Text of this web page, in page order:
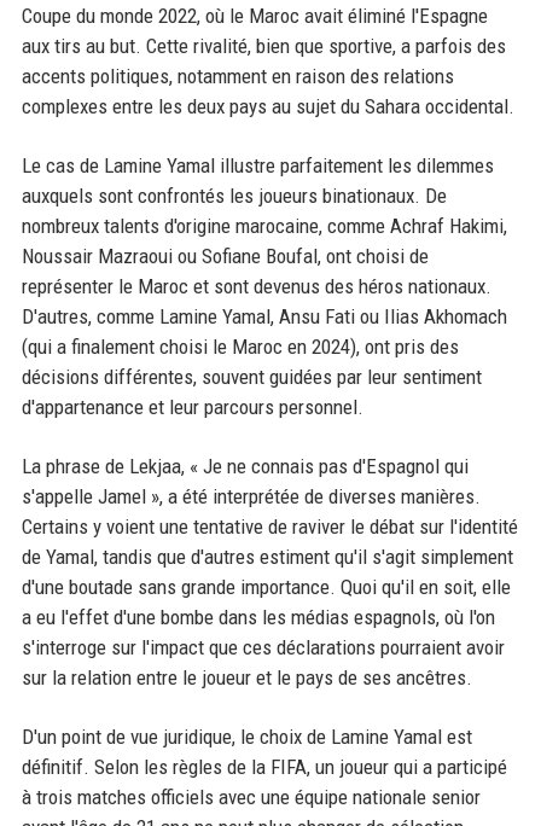
Coupe du monde 2022, où le Maroc avait éliminé l'Espagne
aux tirs au but. Cette rivalité, bien que sportive, a parfois des
accents politiques, notamment en raison des relations
complexes entre les deux pays au sujet du Sahara occidental.
Le cas de Lamine Yamal illustre parfaitement les dilemmes
auxquels sont confrontés les joueurs binationaux. De
nombreux talents d'origine marocaine, comme Achraf Hakimi,
Noussair Mazraoui ou Sofiane Boufal, ont choisi de
représenter le Maroc et sont devenus des héros nationaux.
D'autres, comme Lamine Yamal, Ansu Fati ou Ilias Akhomach
(qui a finalement choisi le Maroc en 2024), ont pris des
décisions différentes, souvent guidées par leur sentiment
d'appartenance et leur parcours personnel.
La phrase de Lekjaa, « Je ne connais pas d'Espagnol qui
s'appelle Jamel », a été interprétée de diverses manières.
Certains y voient une tentative de raviver le débat sur l'identité
de Yamal, tandis que d'autres estiment qu'il s'agit simplement
d'une boutade sans grande importance. Quoi qu'il en soit, elle
a eu l'effet d'une bombe dans les médias espagnols, où l'on
s'interroge sur l'impact que ces déclarations pourraient avoir
sur la relation entre le joueur et le pays de ses ancêtres.
D'un point de vue juridique, le choix de Lamine Yamal est
définitif. Selon les règles de la FIFA, un joueur qui a participé
à trois matches officiels avec une équipe nationale senior